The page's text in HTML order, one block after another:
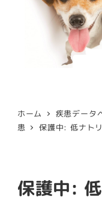
ホーム 疾患データ
患
保護中: 低ナト
保護中: